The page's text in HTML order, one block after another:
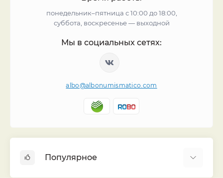
понедельник–пятница с 10:00 до 18:00,
суббота, воскресенье — выходной
Мы в социальных сетях:
albo@albonumismatico.com
Популярное